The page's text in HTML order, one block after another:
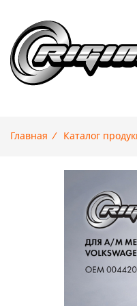
Главная / Каталог